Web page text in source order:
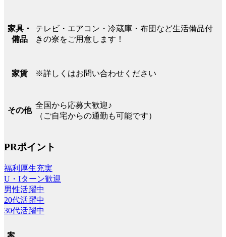
家具・
備品
テレビ・エアコン・冷蔵庫・布団など生活備品付
きの寮をご用意します！
家賃 ※詳しくはお問い合わせください
その他
全国から応募大歓迎♪
（ご自宅からの通勤も可能です）
PRポイント
福利厚生充実
U・Iターン歓迎
男性活躍中
20代活躍中
30代活躍中